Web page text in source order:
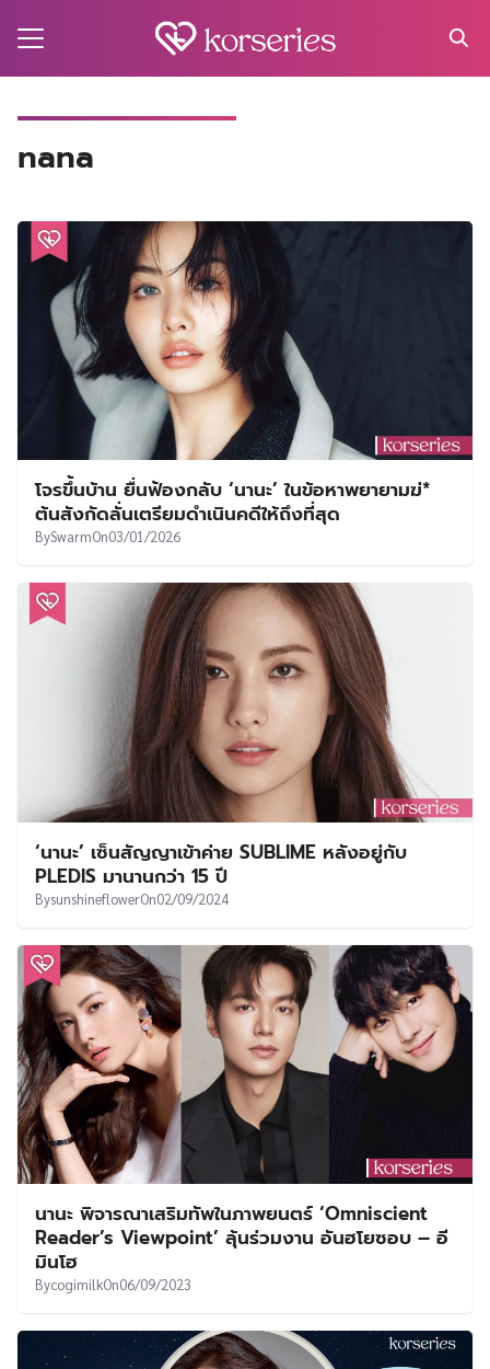
nana
โจรขึ้นบ้าน ยื่นฟ้องกลับ ‘นานะ’ ในข้อหาพยายามฆ่*
ต้นสังกัดลั่นเตรียมดำเนินคดีให้ถึงที่สุด
BySwarmOn03/01/2026
‘นานะ’ เซ็นสัญญาเข้าค่าย SUBLIME หลังอยู่กับ
PLEDIS มานานกว่า 15 ปี
BysunshineflowerOn02/09/2024
นานะ พิจารณาเสริมทัพในภาพยนตร์ ‘Omniscient
Reader’s Viewpoint’ ลุ้นร่วมงาน อันฮโยซอบ – อี
มินโฮ
BycogimilkOn06/09/2023